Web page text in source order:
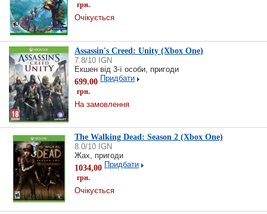
грн.
Очікується
Assassin's Creed: Unity (Xbox One)
7.8/10 IGN
Екшен від 3-ї особи, пригоди
699.00
грн.
Придбати
На замовлення
The Walking Dead: Season 2 (Xbox One)
8.0/10 IGN
Жах, пригоди
1034,00
грн.
Придбати
Очікується